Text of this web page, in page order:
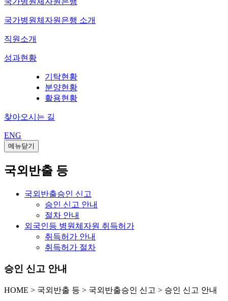
국가병원체자원은행 소개
직원소개
성과현황
기탁현황
분양현황
활용현황
찾아오시는 길
ENG
메뉴닫기
국외반출 등
국외반출승인 신고
승인 신고 안내
절차 안내
외국인등 병원체자원 취득허가
취득허가 안내
취득허가 절차
승인 신고 안내
HOME > 국외반출 등 > 국외반출승인 신고 > 승인 신고 안내